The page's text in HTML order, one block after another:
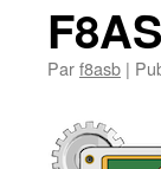
Parf8asb |